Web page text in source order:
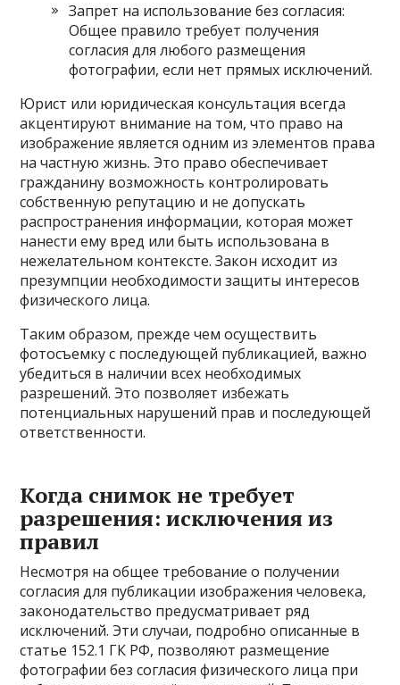
Запрет на использование без согласия:
Общее правило требует получения
согласия для любого размещения
фотографии, если нет прямых исключений.
Юрист или юридическая консультация всегда
акцентируют внимание на том, что право на
изображение является одним из элементов права
на частную жизнь. Это право обеспечивает
гражданину возможность контролировать
собственную репутацию и не допускать
распространения информации, которая может
нанести ему вред или быть использована в
нежелательном контексте. Закон исходит из
презумпции необходимости защиты интересов
физического лица.
Таким образом, прежде чем осуществить
фотосъемку с последующей публикацией, важно
убедиться в наличии всех необходимых
разрешений. Это позволяет избежать
потенциальных нарушений прав и последующей
ответственности.
Когда снимок не требует
разрешения: исключения из
правил
Несмотря на общее требование о получении
согласия для публикации изображения человека,
законодательство предусматривает ряд
исключений. Эти случаи, подробно описанные в
статье 152.1 ГК РФ, позволяют размещение
фотографии без согласия физического лица при